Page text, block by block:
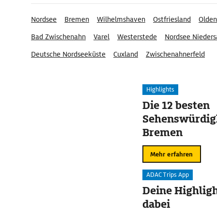
Nordsee Bremen Wilhelmshaven Ostfriesland
Bad Zwischenahn
Varel Westerstede
Nordsee
Deutsche Nordseeküste
Cuxland
Zwischenahnerfeld
Highlights
Die 12 besten
Bremen
Mehr erfahren
ADAC Trips App
Deine
dabei